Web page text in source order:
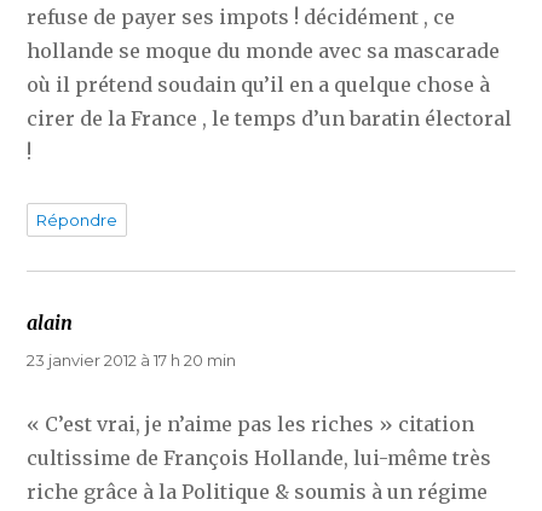
refuse de payer ses impots ! décidément , ce
hollande se moque du monde avec sa mascarade
où il prétend soudain qu’il en a quelque chose à
cirer de la France , le temps d’un baratin électoral
!
Répondre
alain
23 janvier 2012 à 17 h 20 min
« C’est vrai, je n’aime pas les riches » citation
cultissime de François Hollande, lui-même très
riche grâce à la Politique & soumis à un régime